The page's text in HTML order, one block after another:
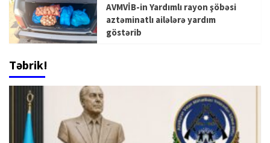
AVMVİB-in Yardımlı rayon şöbəsi
aztəminatlı ailələrə yardım
göstərib
Təbrik!